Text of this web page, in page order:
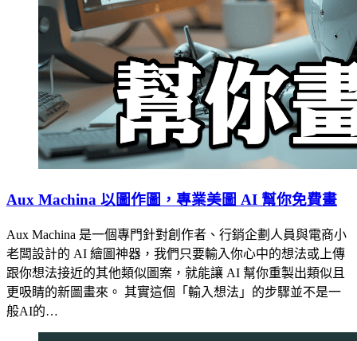
Aux Machina 以圖作圖，專業美圖 AI 幫你免費畫
Aux Machina 是一個專門針對創作者、行銷企劃人員與電商小
老闆設計的 AI 繪圖神器，我們只要輸入你心中的想法或上傳
跟你想法接近的其他類似圖案，就能讓 AI 幫你重製出類似且
更吸睛的新圖畫來。 其實這個「輸入想法」的步驟並不是一
般AI的…